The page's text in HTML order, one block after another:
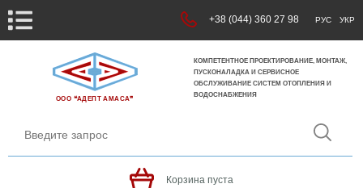
+38 (044) 360 27 98 РУС УКР
ООО ❝АДЕПТ АМАСА❞
КОМПЕТЕНТНОЕ ПРОЕКТИРОВАНИЕ, МОНТАЖ,
ПУСКОНАЛАДКА И СЕРВИСНОЕ
ОБСЛУЖИВАНИЕ СИСТЕМ ОТОПЛЕНИЯ И
ВОДОСНАБЖЕНИЯ
Корзина пуста